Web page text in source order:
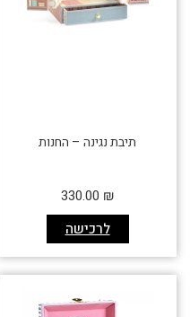
תיבת נגינה – החנות
לרכישה
330.00 ₪